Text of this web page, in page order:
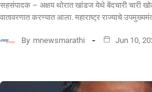
सहसंपादक – अक्षय थोरात खांडज येथे बेंदचारी चारी
वातावरणात करण्यात आला. महाराष्ट्र राज्याचे
By mnewsmarathi Jun 10,